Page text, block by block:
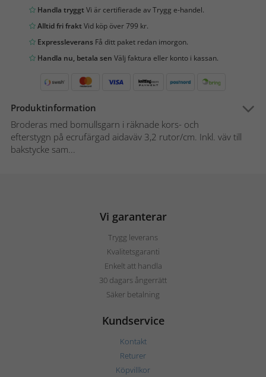
Handla tryggtVi är certifierade av Trygg e-handel.
Alltid fri fraktVid köp över 799 kr.
Expressleverans Få ditt paket redan imorgon.
Handla nu, betala sen Välj faktura eller konto i kassan.
Produktinformation
Broderas med bomullsgarn i räknade kors- och
efterstygn på ecrufärgad aidaväv 3,2 rutor/cm. Inkl. väv till
bakstycke sam...
Vi garanterar
Trygg leverans
Kvalitetsgaranti
Enkelt att handla
30 dagars ångerrätt
Säker betalning
Kundservice
Kontakt
Returer
Köpvillkor